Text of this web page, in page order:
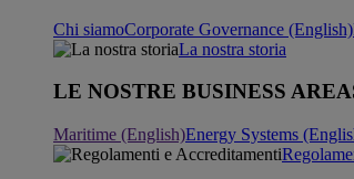
Chi siamoCorporate Governance (English)
La nostra storia
LE NOSTRE BUSINESS
Maritime (English)Energy Systems